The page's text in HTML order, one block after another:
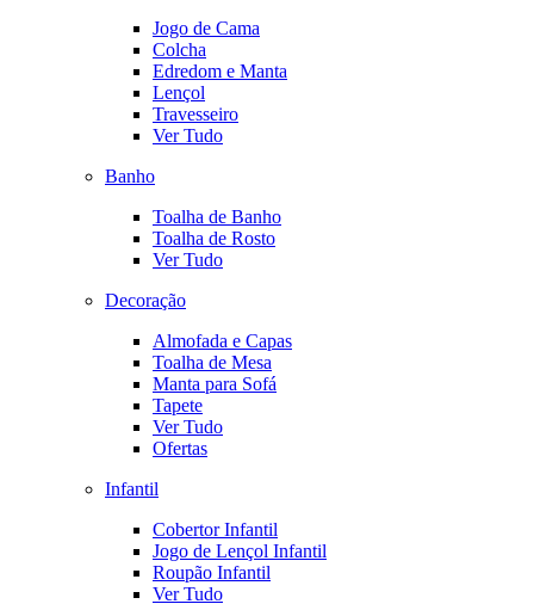
Jogo de Cama
Colcha
Edredom e Manta
Lençol
Travesseiro
Ver Tudo
Banho
Toalha de Banho
Toalha de Rosto
Ver Tudo
Decoração
Almofada e Capas
Toalha de Mesa
Manta para Sofá
Tapete
Ver Tudo
Ofertas
Infantil
Cobertor Infantil
Jogo de Lençol Infantil
Roupão Infantil
Ver Tudo